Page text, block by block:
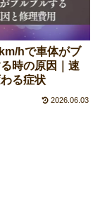
hで車体がブ
時の原因｜速
る症状
2026.06.03